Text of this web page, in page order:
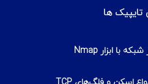
را هک کنیم؟ آموزش تصویری هک